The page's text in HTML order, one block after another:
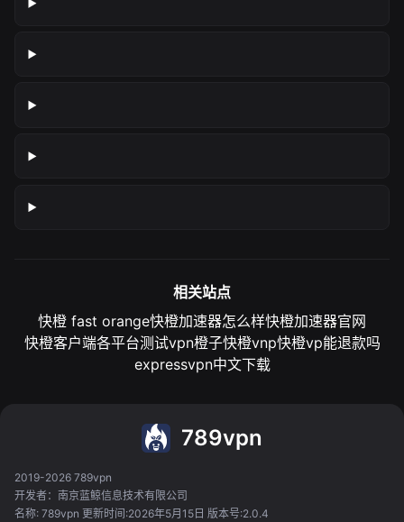
相关站点
快橙 fast orange快橙加速器怎么样快橙加速器官网
快橙客户端各平台测试vpn橙子快橙vnp快橙vp能退款吗
expressvpn中文下载
789vpn
2019-2026 789vpn
开发者：南京蓝鲸信息技术有限公司
名称: 789vpn 更新时间:2026年5月15日 版本号:2.0.4